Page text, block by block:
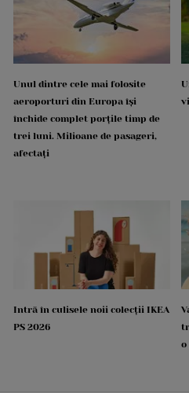
Unul dintre cele mai folosite
aeroporturi din Europa își
închide complet porțile timp de
trei luni. Milioane de pasageri,
afectați
Intră în culisele noii colecții IKEA
PS 2026
o